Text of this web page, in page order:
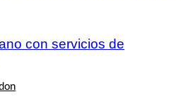
con servicios de